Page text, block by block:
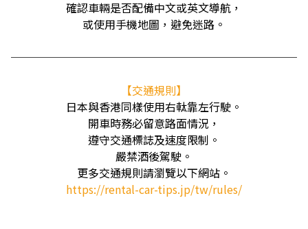
確認車輛是否配備中文或英文導航，
或使用手機地圖，避免迷路。
──────────────────────────
【交通規則】
日本與香港同樣使用右軚靠左行駛。
開車時務必留意路面情況，
遵守交通標誌及速度限制。
嚴禁酒後駕駛。
更多交通規則請瀏覽以下網站。
https://rental-car-tips.jp/tw/rules/